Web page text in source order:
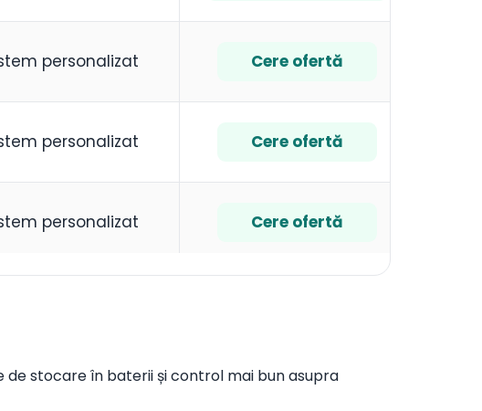
personalizat Cere ofertă
personalizat Cere ofertă
personalizat Cere ofertă
stocare în baterii și control mai bun asupra